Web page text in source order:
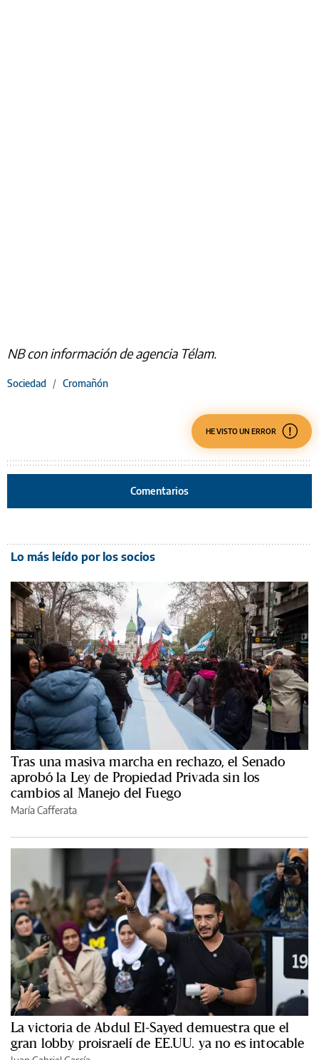
NB con información de agencia Télam.
Sociedad / Cromañón
HE VISTO UN ERROR
Comentarios
Lo más leído por los socios
Tras una masiva marcha en rechazo, el Senado
aprobó la Ley de Propiedad Privada sin los
cambios al Manejo del Fuego
María Cafferata
La victoria de Abdul El-Sayed demuestra que el
gran lobby proisraelí de EE.UU. ya no es intocable